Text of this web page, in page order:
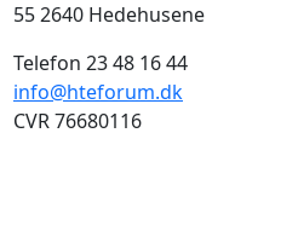
55 2640 Hedehusene
Telefon 23 48 16 44
info@hteforum.dk
CVR 76680116